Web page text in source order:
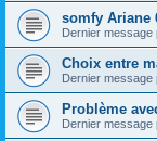
somfy Ariane
Dernier message
Choix entre
Dernier message
Problème
Dernier message